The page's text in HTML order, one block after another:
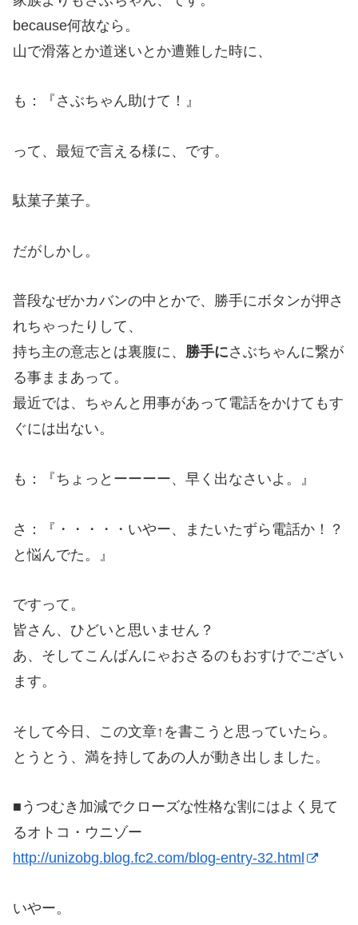
because何故なら。
山で滑落とか道迷いとか遭難した時に、
も：『さぶちゃん助けて！』
って、最短で言える様に、です。
駄菓子菓子。
だがしかし。
普段なぜかカバンの中とかで、勝手にボタンが押さ
れちゃったりして、
持ち主の意志とは裏腹に、 勝手にさぶちゃんに繋が
る事ままあって。
最近では、ちゃんと用事があって電話をかけてもす
ぐには出ない。
も：『ちょっとーーーー、早く出なさいよ。』
さ：『・・・・・いやー、またいたずら電話か！？
と悩んでた。』
ですって。
皆さん、ひどいと思いません？
あ、そしてこんばんにゃおさるのもおすけでござい
ます。
そして今日、この文章↑を書こうと思っていたら。
とうとう、満を持してあの人が動き出しました。
■うつむき加減でクローズな性格な割にはよく見て
るオトコ・ウニゾー
http://unizobg.blog.fc2.com/blog-entry-32.html
いやー。